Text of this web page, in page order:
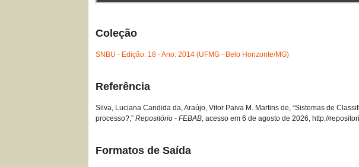
Coleção
SNBU - Edição: 18 - Ano: 2014 (UFMG - Belo Horizonte/MG)
Referência
Silva, Luciana Candida da, Araújo, Vitor Paiva M. Martins de, “Sistemas de
processo?,”Repositório - FEBAB, acesso em 6 de agosto de 2026, http://
Formatos de Saída